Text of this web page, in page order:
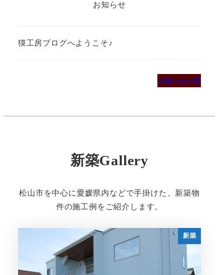
お知らせ
獏工房ブログへようこそ♪
お知らせ一覧
新築Gallery
松山市を中心に愛媛県内などで手掛けた、新築物
件の施工例をご紹介します。
新築